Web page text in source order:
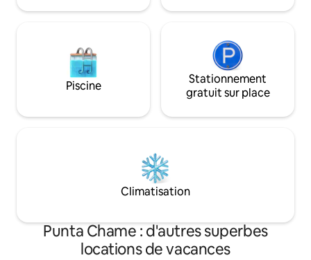
locations de départ le dimanche.
Piscine
Stationnement
gratuit sur place
Climatisation
Punta Chame : d'autres superbes
locations de vacances